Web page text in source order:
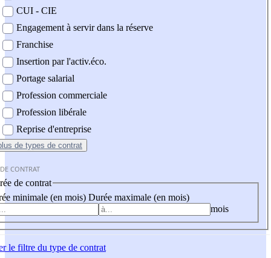
CUI - CIE
Engagement à servir dans la réserve
Franchise
Insertion par l'activ.éco.
Portage salarial
Profession commerciale
Profession libérale
Reprise d'entreprise
de types de contrat
CONTRAT
de contrat
minimale (en mois) Durée maximale (en mois)
mois
le filtre du type de contrat